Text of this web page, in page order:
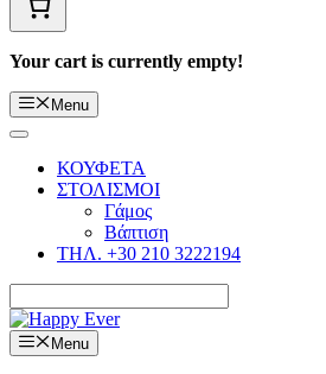
Your cart is currently empty!
Menu
ΚΟΥΦΕΤΑ
ΣΤΟΛΙΣΜΟΙ
Γάμος
Βάπτιση
ΤΗΛ. +30 210 3222194
Menu